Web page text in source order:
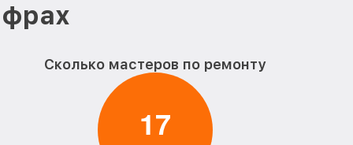
Сколько мастеров по ремонту
17